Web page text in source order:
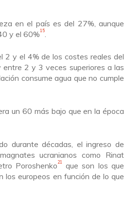
en el país es del 27%,aunque
y el 60%15.
2 y el 4% de los costes reales del
entre 2 y 3 veces superiores a las
consume agua que no cumple
un 60 más bajo que en la época
durante décadas, el ingreso de
ucranianos como Rinat
Poroshenko21que son los que
los europeos en función de lo que